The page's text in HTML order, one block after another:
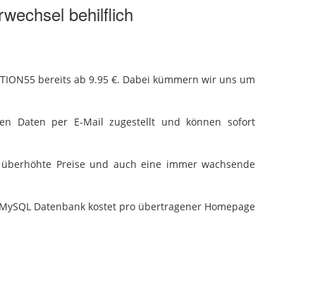
behilflich
bereits ab 9.95 €. Dabei kümmern wir uns um
Daten per E-Mail zugestellt und können sofort
Preise und auch eine immer wachsende
Datenbank kostet pro übertragener Homepage